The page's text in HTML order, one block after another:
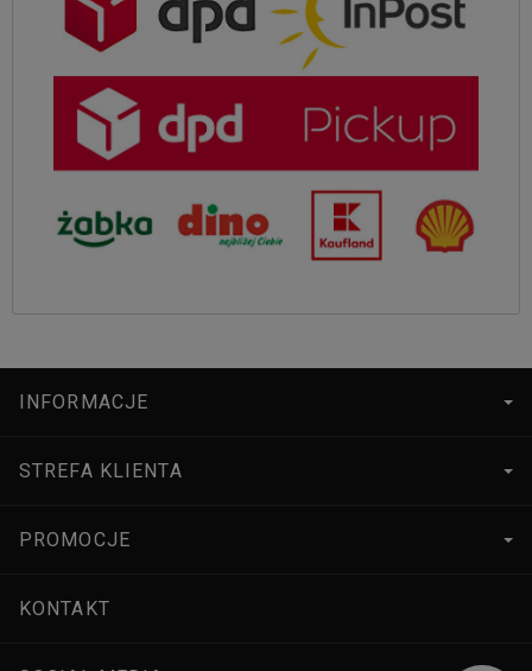
INFORMACJE
STREFA KLIENTA
PROMOCJE
KONTAKT